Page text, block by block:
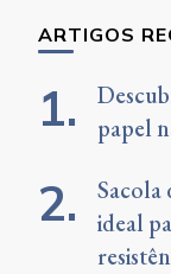
ARTIGOS
papel
Sacola
ideal